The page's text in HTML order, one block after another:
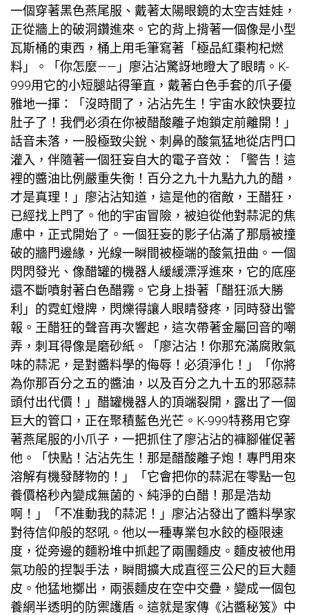
一個穿著黑色燕尾服、戴著太陽眼鏡的太空吉娃娃，
正從牆上的破洞鑽進來。它的背上揹著一個像是小型
瓦斯桶的東西，桶上用毛筆寫著「極品紅棗枸杞燃
料」。「你怎麼——」廖沾沾驚訝地瞪大了眼睛。K-
999用它的小短腿站得筆直，戴著白色手套的爪子優
雅地一揮：「沒時間了，沾沾先生！宇宙水餃快要拉
肚子了！我們必須在你被醋酸離子炮鎖定前離開！」
話音未落，一股極致尖銳、刺鼻的酸氣猛地從店門口
灌入，伴隨著一個狂妄自大的電子音效：「警告！這
裡的醬油比例嚴重失衡！百分之九十九點九九的醋，
才是真理！」廖沾沾知道，這是他的宿敵，王醋狂，
已經找上門了。他的宇宙冒險，被迫從他對蒜泥的焦
慮中，正式開始了。一個狂妄的影子佔滿了那扇被撞
破的牆門邊緣，光線一瞬間被極端的酸氣扭曲。一個
閃閃發光、像醋罐的機器人緩緩漂浮進來，它的底座
還不斷噴射著白色醋霧。它身上掛著「醋狂派大勝
利」的霓虹燈牌，閃爍得讓人眼睛發疼，同時發出警
報。王醋狂的聲音再次響起，這次帶著金屬回音的嘲
弄，刺耳得像是磨砂紙。「廖沾沾！你那充滿腐敗氣
味的蒜泥，是對醬料學的侮辱！必須淨化！」「你將
為你那百分之五的醬油，以及百分之九十五的邪惡蒜
頭付出代價！」醋罐機器人的頂端裂開，露出了一個
巨大的管口，正在聚積藍色光芒。K-999特務用它穿
著燕尾服的小爪子，一把抓住了廖沾沾的褲腳催促著
他。「快點！沾沾先生！那是醋酸離子炮！專門用來
溶解有機發酵物的！」「它會把你的蒜泥在零點一包
養價格秒內變成無菌的、純淨的白醋！那是浩劫
啊！」「不准動我的蒜泥！」廖沾沾發出了醬料學家
對待信仰般的怒吼。他以一種專業包水餃的極限速
度，從旁邊的麵粉堆中抓起了兩團麵皮。麵皮被他用
氣功般的捏製手法，瞬間擴大成直徑三公尺的巨大麵
皮。他猛地擲出，兩張麵皮在空中交疊，變成一個包
養網半透明的防禦護盾。這就是家傳《沾醬秘笈》中